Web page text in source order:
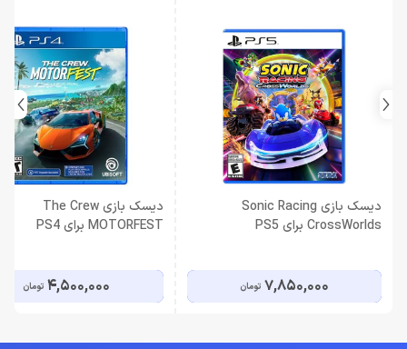
دیسک بازی Sonic Racing
CrossWorlds برای PS5
7,850,000 تومان
دیسک بازی The Crew
MOTORFEST برای PS4
4,500,000 تومان